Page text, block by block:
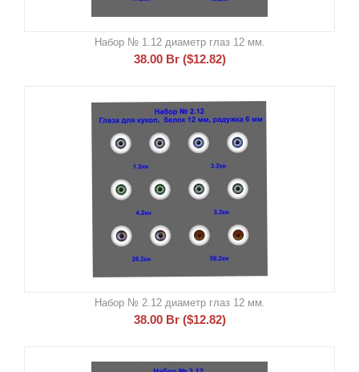
Набор № 1.12 диаметр глаз 12 мм.
38.00 Br ($12.82)
Набор № 2.12 диаметр глаз 12 мм.
38.00 Br ($12.82)